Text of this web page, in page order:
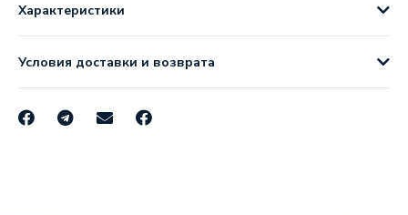
Характеристики
Условия доставки и возврата